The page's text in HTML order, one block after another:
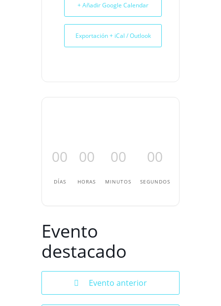
+ Añadir Google Calendar
Exportación + iCal / Outlook
00
DÍAS
00
HORAS
00
MINUTOS
00
SEGUNDOS
Evento
destacado
Evento anterior